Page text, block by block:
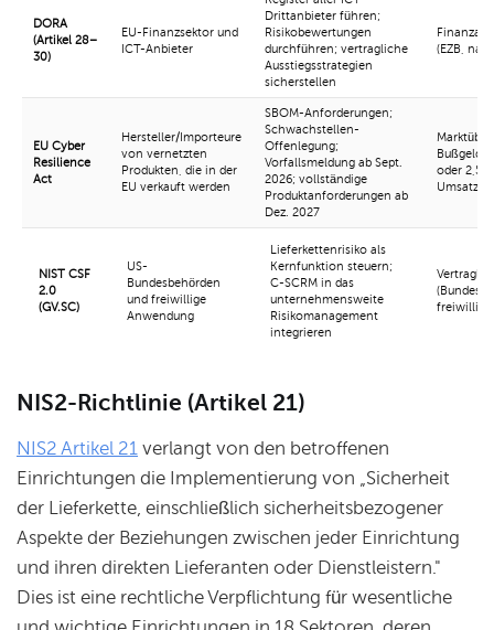
DORA
(Artikel 28–
30)
EU-Finanzsektor und
ICT-Anbieter
Drittanbieter führen;
Risikobewertungen
durchführen; vertragliche
Ausstiegsstrategien
sicherstellen
(EZB,
EU Cyber
Resilience
Act
Hersteller/Importeure
von vernetzten
Produkten, die in der
EU verkauft werden
SBOM-Anforderungen;
Schwachstellen-
Offenlegung;
Vorfallsmeldung ab Sept.
2026; vollständige
Produktanforderungen ab
Dez. 2027
oder 2,5
Umsatzes
NIST CSF
2.0
(GV.SC)
US-
Bundesbehörden
und freiwillige
Anwendung
Lieferkettenrisiko als
Kernfunktion steuern;
C-SCRM in das
unternehmensweite
Risikomanagement
integrieren
freiwillig
NIS2-Richtlinie (Artikel 21)
NIS2 Artikel 21 verlangt von den betroffenen
Einrichtungen die Implementierung von „Sicherheit
der Lieferkette, einschließlich sicherheitsbezogener
Aspekte der Beziehungen zwischen jeder Einrichtung
und ihren direkten Lieferanten oder Dienstleistern."
Dies ist eine rechtliche Verpflichtung für wesentliche